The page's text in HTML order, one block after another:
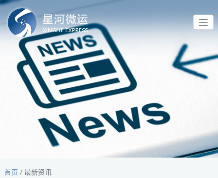
首页 / 最新资讯